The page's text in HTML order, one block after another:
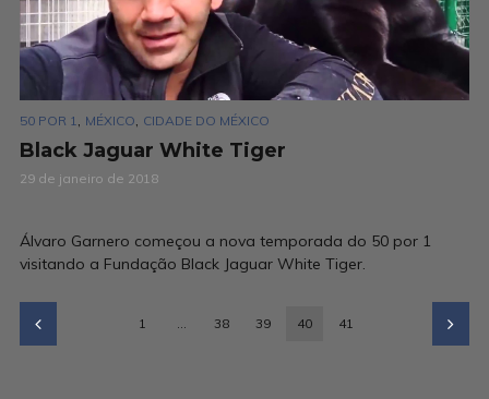
50 POR 1, MÉXICO, CIDADE DO MÉXICO
Black Jaguar White Tiger
29 de janeiro de 2018
Álvaro Garnero começou a nova temporada do 50 por 1
visitando a Fundação Black Jaguar White Tiger.
1 … 38 39 40 41